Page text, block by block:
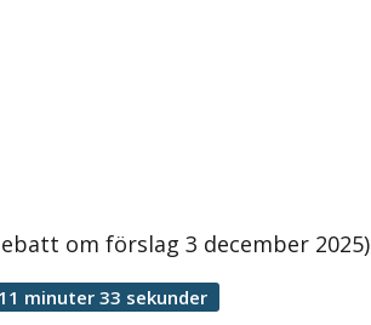
om förslag 3 december 2025)
minuter 33 sekunder